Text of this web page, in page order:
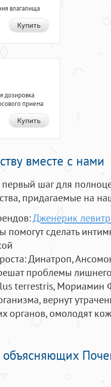
влагалища
Купить
дозировка
приема
Купить
вместе с нами
шаг для
придагаемые на
Дженерик
помогут сделать
: Динатроп,
проблемы
terrestris, Мориамин
вернут
органов, омолодят